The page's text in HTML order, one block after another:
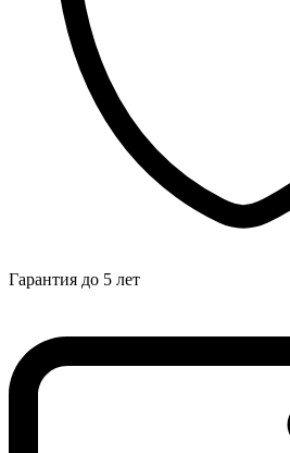
Гарантия до 5 лет